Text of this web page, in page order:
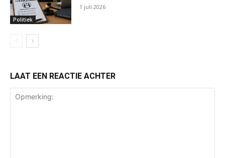
Politiek
1 juli 2026
LAAT EEN REACTIE ACHTER